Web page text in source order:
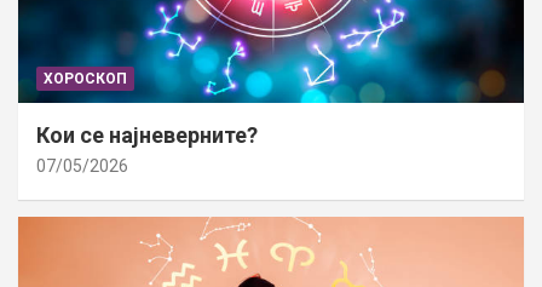
ХОРОСКОП
Кои се најневерните?
07/05/2026